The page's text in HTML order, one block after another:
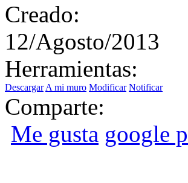
Creado:
12/Agosto/2013
Herramientas:
Descargar A mi muro Modificar Notificar
Comparte:
Me gusta google